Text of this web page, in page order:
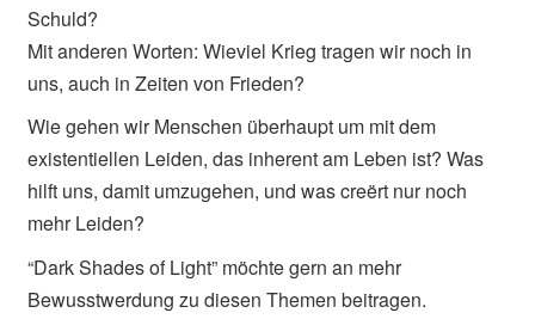
Schuld?
Mit anderen Worten: Wieviel Krieg tragen wir noch in
uns, auch in Zeiten von Frieden?
Wie gehen wir Menschen überhaupt um mit dem
existentiellen Leiden, das inherent am Leben ist? Was
hilft uns, damit umzugehen, und was creërt nur noch
mehr Leiden?
“Dark Shades of Light” möchte gern an mehr
Bewusstwerdung zu diesen Themen beitragen.